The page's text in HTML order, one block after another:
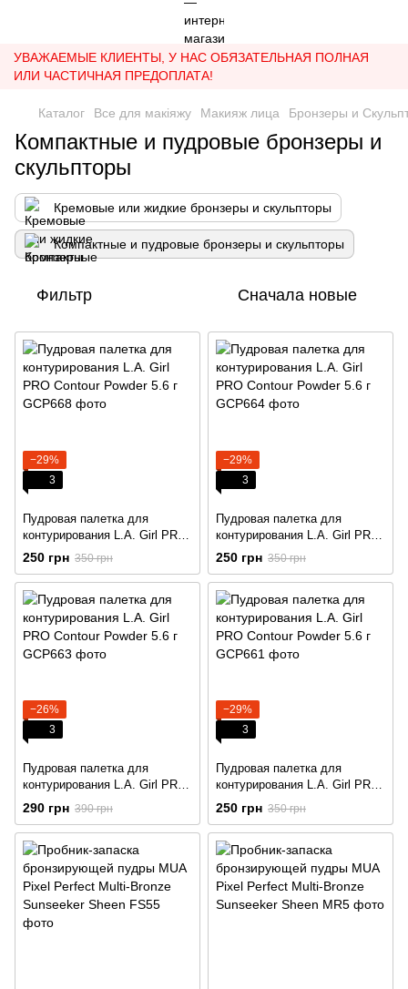
УВАЖАЕМЫЕ КЛИЕНТЫ, У НАС ОБЯЗАТЕЛЬНАЯ ПОЛНАЯ
ИЛИ ЧАСТИЧНАЯ ПРЕДОПЛАТА!
Каталог Все для макіяжу Макияж лица Бронзеры и
Компактные и пудровые бронзеры и
скульпторы
Кремовые или жидкие бронзеры и скульпторы
Компактные и пудровые бронзеры и скульпторы
Фильтр Сначала новые
−29%
3
Пудровая палетка для
контурирования L.A. Girl PRO
Contour Powder 5.6 г
250 грн 350 грн
−29%
3
Пудровая палетка для
контурирования L.A. Girl PRO
Contour Powder 5.6 г
250 грн 350 грн
−26%
3
Пудровая палетка для
контурирования L.A. Girl PRO
Contour Powder 5.6 г
290 грн 390 грн
−29%
3
Пудровая палетка для
контурирования L.A. Girl PRO
Contour Powder 5.6 г
250 грн 350 грн